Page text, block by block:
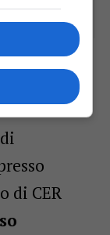
del
di CER